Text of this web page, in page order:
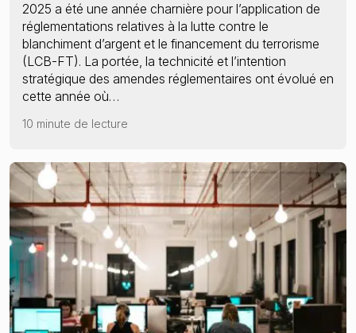
2025 a été une année charnière pour l’application de
réglementations relatives à la lutte contre le
blanchiment d’argent et le financement du terrorisme
(LCB-FT). La portée, la technicité et l’intention
stratégique des amendes réglementaires ont évolué en
cette année où…
10 minute de lecture